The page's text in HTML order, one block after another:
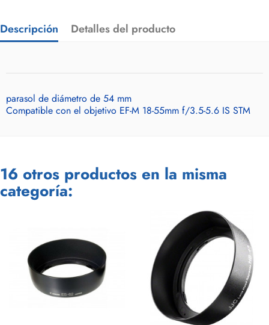
Descripción Detalles del producto
parasol de diámetro de 54 mm
Compatible con el objetivo EF-M 18-55mm f/3.5-5.6 IS STM
16 otros productos en la misma
categoría: